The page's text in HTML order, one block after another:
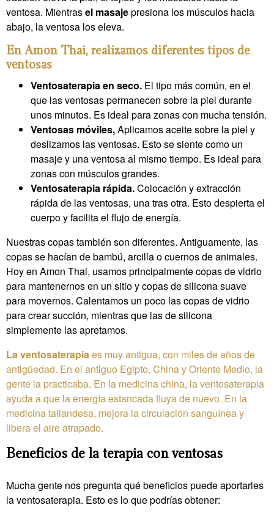
ventosa. Mientrasel masajepresiona los músculos hacia
abajo, la ventosa los eleva.
En Amon Thai, realizamos diferentes tipos de
ventosas
Ventosaterapia en seco. El tipo más común, en el
que las ventosas permanecen sobre la piel durante
unos minutos. Es ideal para zonas con mucha tensión.
Ventosas móviles,Aplicamos aceite sobre la piel y
deslizamos las ventosas. Esto se siente como un
masaje y una ventosa al mismo tiempo. Es ideal para
zonas con músculos grandes.
Ventosaterapia rápida.Colocación y extracción
rápida de las ventosas, una tras otra. Esto despierta el
cuerpo y facilita el flujo de energía.
Nuestras copas también son diferentes. Antiguamente, las
copas se hacían de bambú, arcilla o cuernos de animales.
Hoy en Amon Thai, usamos principalmente copas de vidrio
para mantenernos en un sitio y copas de silicona suave
para movernos. Calentamos un poco las copas de vidrio
para crear succión, mientras que las de silicona
simplemente las apretamos.
La ventosaterapiaes muy antigua, con miles de años de
antigüedad. En el antiguo Egipto, China y Oriente Medio, la
gente la practicaba. En la medicina china, la ventosaterapia
ayuda a que la energía estancada fluya de nuevo. En la
medicina tailandesa, mejora la circulación sanguínea y
libera el aire atrapado.
Beneficios de la terapia con ventosas
Mucha gente nos pregunta qué beneficios puede aportarles
la ventosaterapia. Esto es lo que podrías obtener: